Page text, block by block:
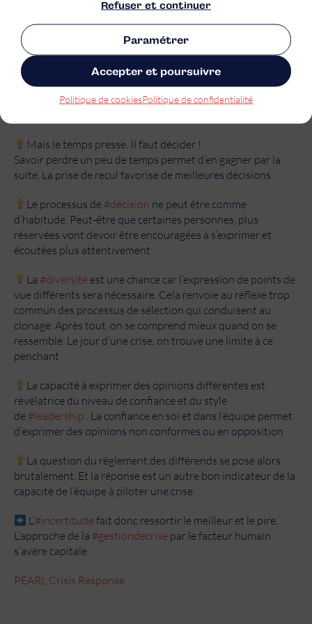
Accepter et poursuivre
Refuser et continuer
Paramétrer
Politique de cookiesPolitique de confidentialité
Il faut prendre conscience qu’on est sur le “même bateau”.
Les enjeux sont trop importants. Si le bateau coule, tout le
monde sera impacté
Chacun doit pouvoir parler autour de la table. Il va falloir
Mais le temps presse. Il faut décider !
Savoir perdre un peu de temps permet d’en gagner par la
suite. La prise de recul favorise de meilleures décisions
Le processus de #décision ne peut être comme
d’habitude. Peut-être que certaines personnes, plus
réservées vont devoir être encouragées à s’exprimer et
écoutées plus attentivement
La #diversité est une chance car l’expression de points de
vue différents sera nécessaire. Cela renvoie au réflexe trop
commun des processus de sélection qui conduisent au
clonage. Après tout, on se comprend mieux quand on se
ressemble. Le jour d’une crise, on trouve une limite à ce
penchant
La capacité à exprimer des opinions différentes est
révélatrice du niveau de confiance et du style
de #leadership . La confiance en soi et dans l’équipe permet
d’exprimer des opinions non conformes ou en opposition
La question du règlement des différends se pose alors
brutalement. Et la réponse est un autre bon indicateur de la
capacité de l’équipe à piloter une crise
L’#incertitude fait donc ressortir le meilleur et le pire.
L’approche de la #gestiondecrise par le facteur humain
s’avère capitale.
PEARL Crisis Response